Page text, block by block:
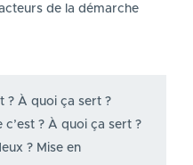
de la démarche
? À quoi ça sert ?
c’est ? À quoi ça sert ?
? Mise en